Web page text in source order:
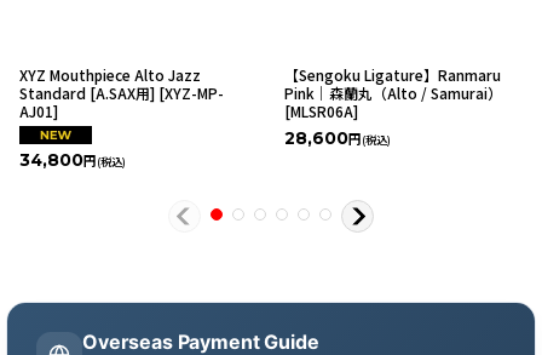
XYZ Mouthpiece Alto Jazz
Standard [A.SAX用] [XYZ-MP-
AJ01]
34,800円 (税込)
【Sengoku Ligature】Ranmaru
Pink｜森蘭丸（Alto / Samurai）
[MLSR06A]
28,600円 (税込)
Overseas Payment Guide